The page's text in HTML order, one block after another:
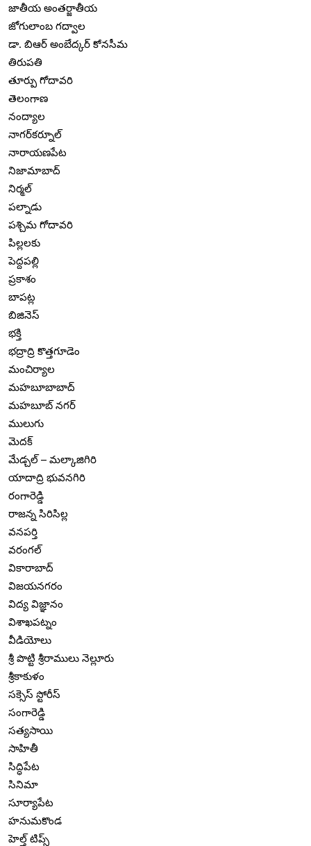
జాతీయ అంతర్జాతీయ
జోగులాంబ గద్వాల
డా. బిఆర్ అంబేద్కర్ కోనసీమ
తిరుపతి
తూర్పు గోదావరి
తెలంగాణ
నంద్యాల
నాగర్‌కర్నూల్
నారాయణపేట
నిజామాబాద్
నిర్మల్
పల్నాడు
పశ్చిమ గోదావరి
పిల్లలకు
పెద్దపల్లి
ప్రకాశం
బాపట్ల
బిజినెస్
భక్తి
భద్రాద్రి కొత్తగూడెం
మంచిర్యాల
మహబూబాబాద్
మహబూబ్ నగర్
ములుగు
మెదక్
మేడ్చల్ – మల్కాజిగిరి
యాదాద్రి భువనగిరి
రంగారెడ్డి
రాజన్న సిరిసిల్ల
వనపర్తి
వరంగల్
వికారాబాద్
విజయనగరం
విద్య విజ్ఞానం
విశాఖపట్నం
వీడియోలు
శ్రీ పొట్టి శ్రీరాములు నెల్లూరు
శ్రీకాకుళం
సక్సెస్ స్టోరీస్
సంగారెడ్డి
సత్యసాయి
సాహితీ
సిద్ధిపేట
సినిమా
సూర్యాపేట
హనుమకొండ
హెల్త్ టిప్స్